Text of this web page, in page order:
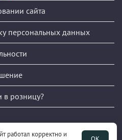
работал корректно и
сайта
персональных данных
в розницу?